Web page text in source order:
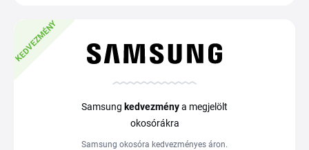
KEDVEZMÉNY
Samsung kedvezménya megjelölt
okosórákra
Samsung okosóra kedvezményes áron.